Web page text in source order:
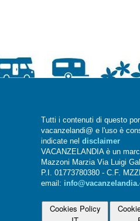
Tutti i contenuti di questo
vacanzelandi@ e l'uso è
indicate nel disclaimer
VACANZELANDIA è un
Mazzoni Marzia Via Luigi
P.I. 01773780380 - C.F.
email:
Cookies Policy